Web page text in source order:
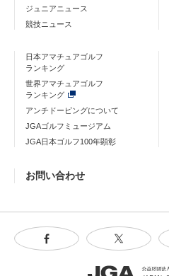
ジュニアニュース
競技ニュース
日本アマチュアゴルフ
ランキング
世界アマチュアゴルフ
ランキング
アンチドーピングについて
JGAゴルフミュージアム
JGA日本ゴルフ100年顕彰
お問い合わせ